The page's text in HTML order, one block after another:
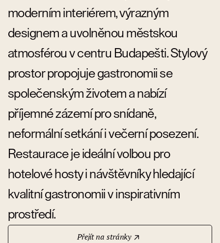
moderním interiérem, výrazným
designem a uvolněnou městskou
atmosférou v centru Budapešti. Stylový
prostor propojuje gastronomii se
společenským životem a nabízí
příjemné zázemí pro snídaně,
neformální setkání i večerní posezení.
Restaurace je ideální volbou pro
hotelové hosty i návštěvníky hledající
kvalitní gastronomii v inspirativním
prostředí.
Přejít na stránky